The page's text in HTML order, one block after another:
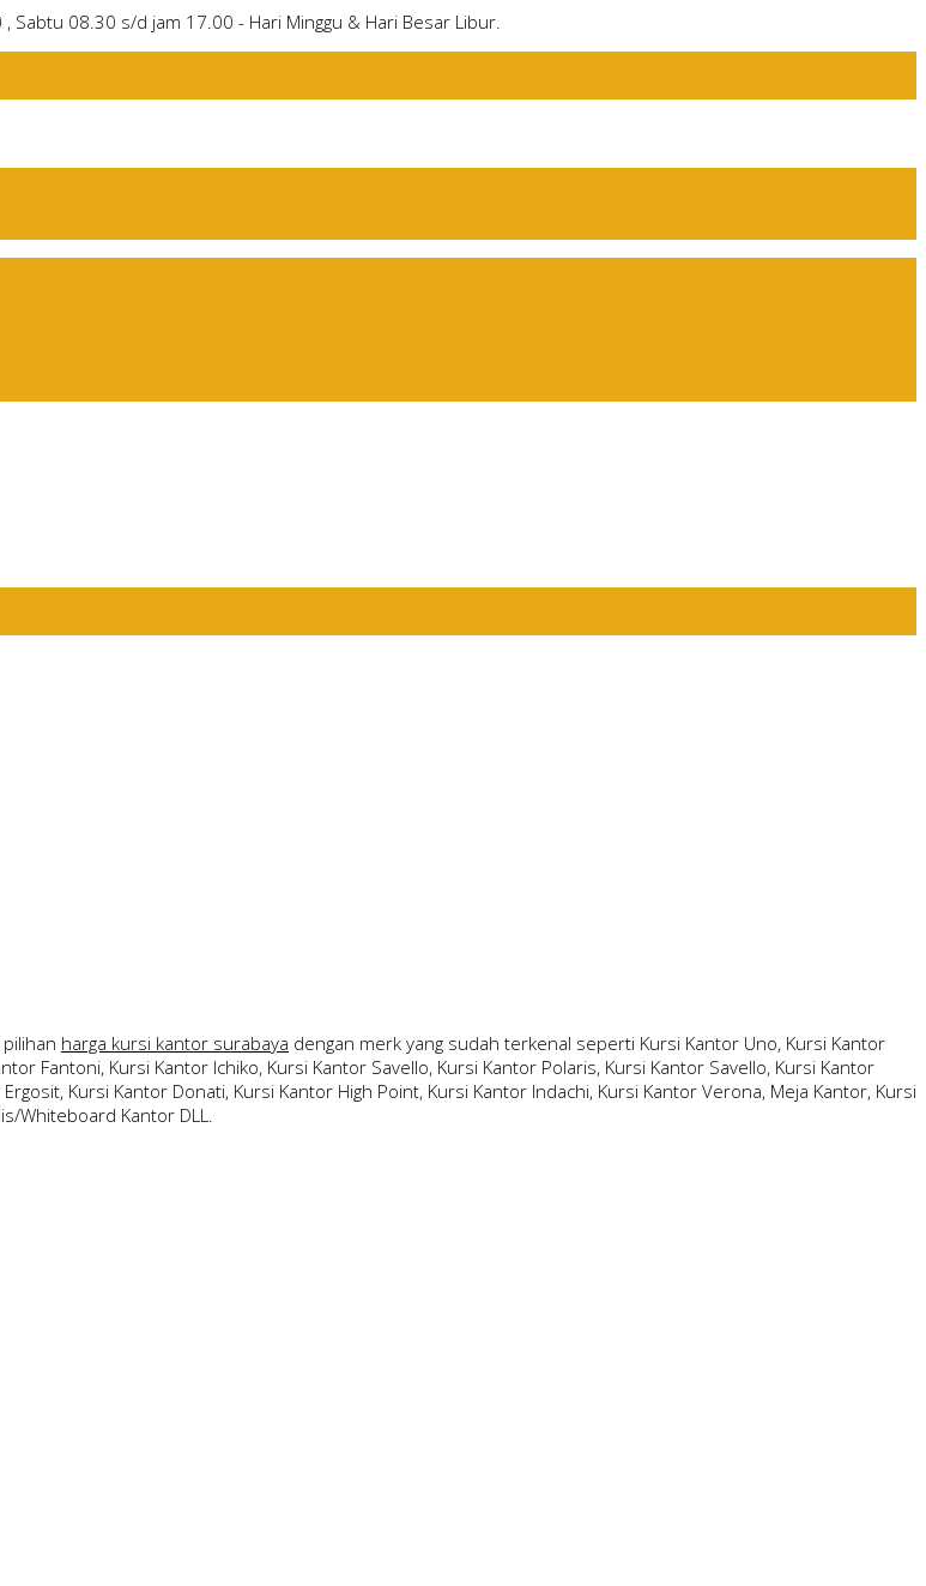
Sabtu 08.30 s/d jam 17.00 - Hari Minggu & Hari Besar Libur.
harga kursi kantor surabaya dengan merk yang sudah terkenal seperti Kursi Kantor Uno, Kursi Kantor
Fantoni, Kursi Kantor Ichiko, Kursi Kantor Savello, Kursi Kantor Polaris, Kursi Kantor Savello, Kursi Kantor
Kursi Kantor Donati, Kursi Kantor High Point, Kursi Kantor Indachi, Kursi Kantor Verona, Meja Kantor, Kursi
Whiteboard Kantor DLL.